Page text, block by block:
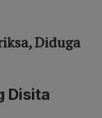
Diduga
Disita